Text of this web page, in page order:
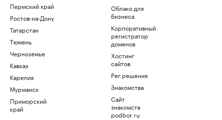
Пермский край
Ростов-на-Дону
Татарстан
Тюмень
Черноземье
Кавказ
Карелия
Мурманск
Приморский
край
Облако для
бизнеса
Корпоративный
регистратор
доменов
Хостинг
сайтов
Рег.решения
Знакомства
Сайт
знакомств
podbor.ru